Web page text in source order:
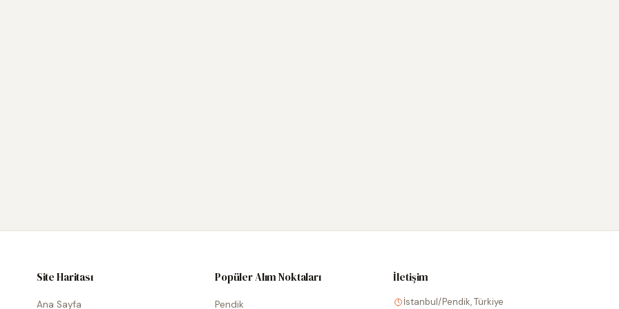
Site Haritası
Ana Sayfa
Popüler Alım Noktaları
Pendik
İletişim
İstanbul/Pendik, Türkiye